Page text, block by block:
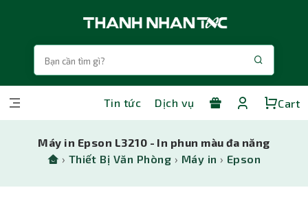
Tin tức Dịch vụ Cart
Máy in Epson L3210 - In phun màu đa năng
› Thiết Bị Văn Phòng › Máy in › Epson